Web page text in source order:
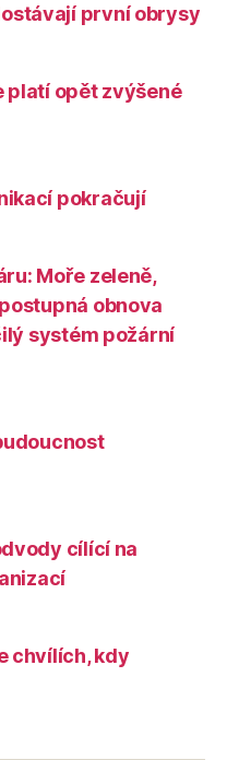
první obrysy
platí opět zvýšené
pokračují
Moře zeleně,
obnova
systém požární
cílící na
chvílích, kdy